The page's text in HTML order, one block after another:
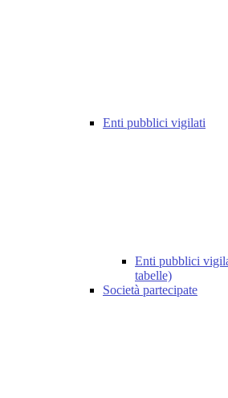
Enti pubblici vigilati
Enti pubblici
tabelle)
Società partecipate